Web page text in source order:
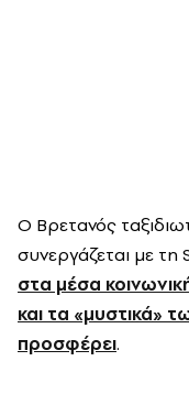
Ο Βρετανός
συνεργάζεται με τη
στα μέσα
και τα «μυστικά»
προσφέρει.